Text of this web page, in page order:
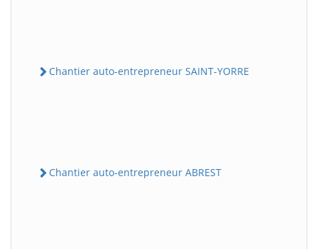
Chantier auto-entrepreneur SAINT-YORRE
Chantier auto-entrepreneur ABREST